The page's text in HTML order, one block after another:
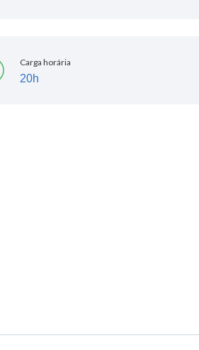
Carga horária
20h